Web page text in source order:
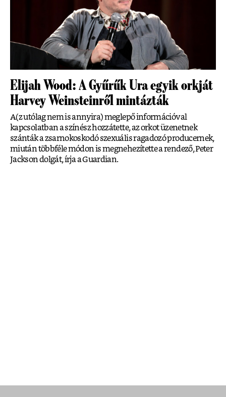
Elijah Wood: A Gyűrűk Ura egyik orkját
Harvey Weinsteinről mintázták
A(z utólag nem is annyira) meglepő információval
kapcsolatban a színész hozzátette, az orkot üzenetnek
szánták a zsarnokoskodó szexuális ragadozó producernek,
miután többféle módon is megnehezítette a rendező, Peter
Jackson dolgát, írja a Guardian.